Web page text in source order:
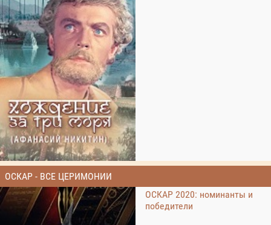
ОСКАР - ВСЕ ЦЕРИМОНИИ
ОСКАР 2020: номинанты и
победители